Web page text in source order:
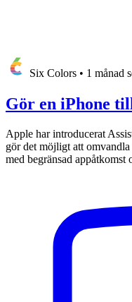
Six Colors • 1 månad
Gör en iPhone
Apple har introducerat
gör det möjligt att
med begränsad appåtkomst